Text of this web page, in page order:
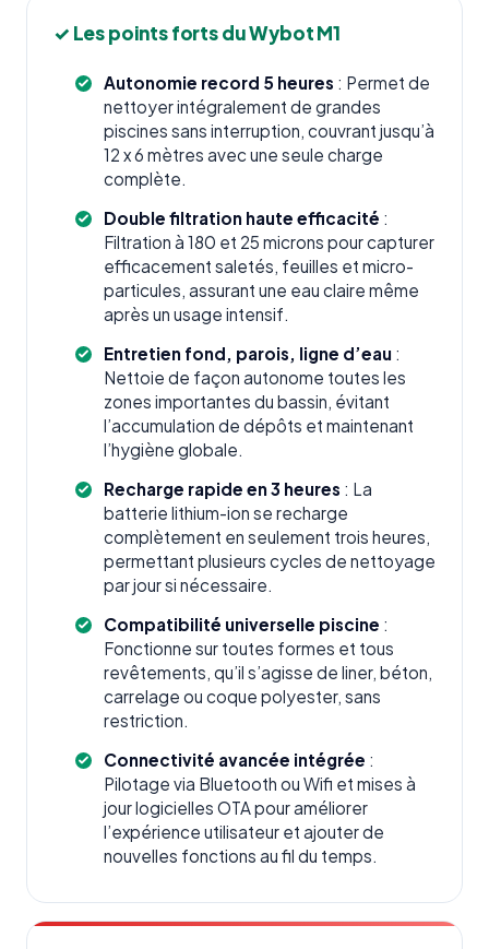
✓ Les points forts du Wybot M1
Autonomie record 5 heures : Permet de
nettoyer intégralement de grandes
piscines sans interruption, couvrant jusqu’à
12 x 6 mètres avec une seule charge
complète.
Double filtration haute efficacité :
Filtration à 180 et 25 microns pour capturer
efficacement saletés, feuilles et micro-
particules, assurant une eau claire même
après un usage intensif.
Entretien fond, parois, ligne d’eau :
Nettoie de façon autonome toutes les
zones importantes du bassin, évitant
l’accumulation de dépôts et maintenant
l’hygiène globale.
Recharge rapide en 3 heures : La
batterie lithium-ion se recharge
complètement en seulement trois heures,
permettant plusieurs cycles de nettoyage
par jour si nécessaire.
Compatibilité universelle piscine :
Fonctionne sur toutes formes et tous
revêtements, qu’il s’agisse de liner, béton,
carrelage ou coque polyester, sans
restriction.
Connectivité avancée intégrée :
Pilotage via Bluetooth ou Wifi et mises à
jour logicielles OTA pour améliorer
l’expérience utilisateur et ajouter de
nouvelles fonctions au fil du temps.